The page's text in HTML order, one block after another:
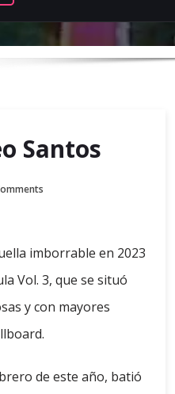
Santos
imborrable en 2023
Vol. 3, que se situó
y con mayores
de este año, batió